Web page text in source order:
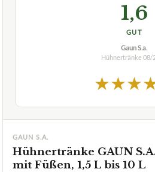
1,6
GUT
Gaun S.a.
Hühnertränke 08/
★★★
GAUN S.A.
Hühnertränke GAUN
mit Füßen, 1,5 L bis 10 L